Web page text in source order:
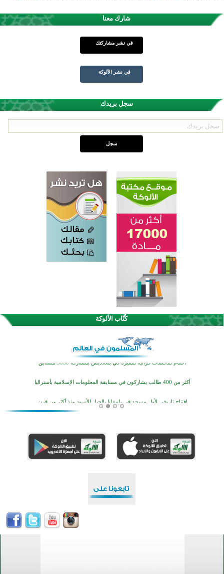
شارك معنا
في نشر مشاركتك
في نشر الألوكة
سجل بريدك
كُتَّاب الألوكة
اختتام الدورة التاسعة لمسابقة حفظ وتلاوة القرآن الكريم في أزناكاييف
أكبر مشروع إسلامي في ريف أستراليا يفتتح أبوابه بعد سنوات من العمل والعطاء
اختتام الدورة التاسعة لمسابقة حفظ وتلاوة القرآن الكريم في أزناكاييف
اختتام منافسات قرآنية متميزة في بنغلاديش بمشاركة 3000 متسابق